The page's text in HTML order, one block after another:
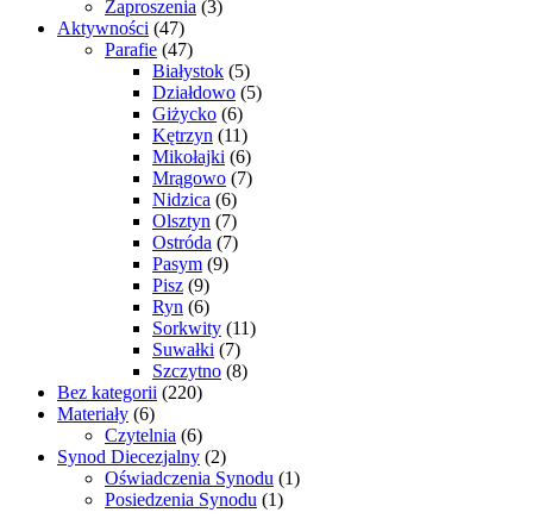
Zaproszenia (3)
Aktywności (47)
Parafie (47)
Białystok (5)
Działdowo (5)
Giżycko (6)
Kętrzyn (11)
Mikołajki (6)
Mrągowo (7)
Nidzica (6)
Olsztyn (7)
Ostróda (7)
Pasym (9)
Pisz (9)
Ryn (6)
Sorkwity (11)
Suwałki (7)
Szczytno (8)
Bez kategorii (220)
Materiały (6)
Czytelnia (6)
Synod Diecezjalny (2)
Oświadczenia Synodu (1)
Posiedzenia Synodu (1)